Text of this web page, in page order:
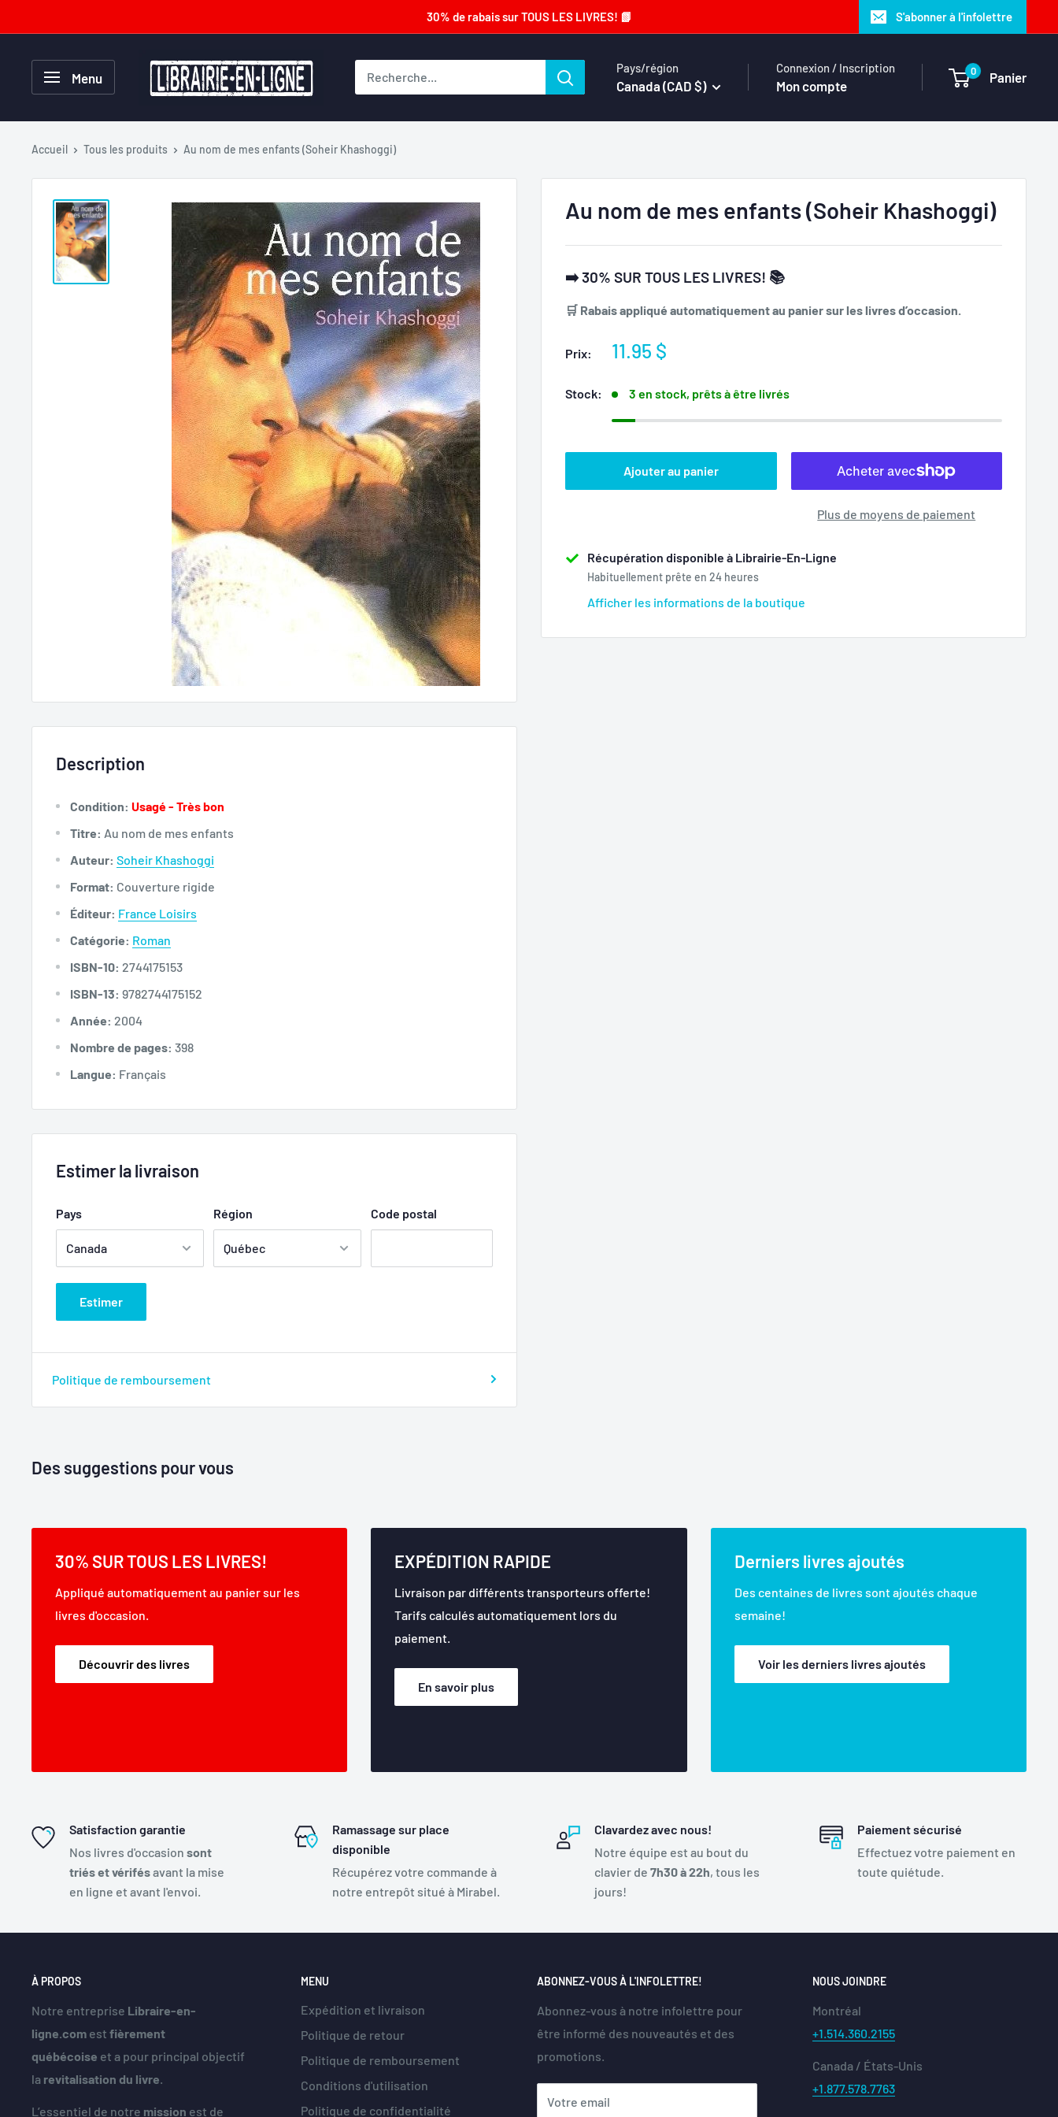
au
contenu
30% de rabais sur TOUS LES LIVRES! 📗 S'abonner à l'infolettre
Menu
Librairie-
en-
Pays/région
Canada (CAD $)
Connexion / Inscription
Mon compte
0 Panier
Accueil Tous les produits Au nom de mes enfants (Soheir Khashoggi)
Au nom de mes enfants (Soheir Khashoggi)
➡️ 30% SUR TOUS LES LIVRES! 📚
🛒 Rabais appliqué automatiquement au panier sur les livres d’occasion.
Prix:
Prix
11.95 $
Stock: 3 en stock, prêts à être livrés
Ajouter au panier
Plus de moyens de paiement
Récupération disponible à Librairie-En-Ligne
Habituellement prête en 24 heures
Afficher les informations de la boutique
Description
Condition: Usagé - Très bon
Titre: Au nom de mes enfants
Auteur: Soheir Khashoggi
Format: Couverture rigide
Éditeur: France Loisirs
Catégorie: Roman
ISBN-10: 2744175153
ISBN-13: 9782744175152
Année: 2004
Nombre de pages: 398
Langue: Français
Estimer la livraison
Pays Région Code postal
Estimer
Politique de remboursement
Des suggestions pour vous
30% SUR TOUS LES LIVRES!
Appliqué automatiquement au panier sur les
livres d'occasion.
Découvrir des livres
EXPÉDITION RAPIDE
Livraison par différents transporteurs offerte!
Tarifs calculés automatiquement lors du
paiement.
En savoir plus
Derniers livres ajoutés
Des centaines de livres sont ajoutés chaque
semaine!
Voir les derniers livres ajoutés
Satisfaction garantie
Nos livres d'occasion sont
triés et vérifésavant la mise
en ligne et avant l'envoi.
Ramassage sur place
disponible
Récupérez votre commande à
notre entrepôt situé à Mirabel.
Clavardez avec nous!
Notre équipe est au bout du
clavier de 7h30 à 22h, tous les
jours!
Paiement sécurisé
Effectuez votre paiement en
toute quiétude.
À PROPOS
Notre entreprise Libraire-en-
ligne.com est fièrement
québécoise et a pour principal objectif
la revitalisation du livre.
L’essentiel de notre mission est de
MENU
Expédition et livraison
Politique de retour
Politique de remboursement
Conditions d'utilisation
Politique de confidentialité
ABONNEZ-VOUS À L'INFOLETTRE!
Abonnez-vous à notre infolettre pour
être informé des nouveautés et des
promotions.
Votre email
NOUS JOINDRE
Montréal
+1.514.360.2155
Canada / États-Unis
+1.877.578.7763